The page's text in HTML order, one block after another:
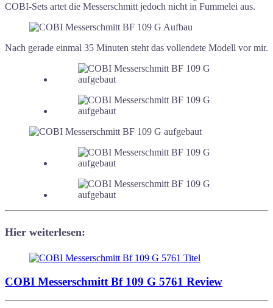
COBI-Sets artet die Messerschmitt jedoch nicht in Fummelei aus.
Nach gerade einmal 35 Minuten steht das vollendete Modell vor mir.
Hier weiterlesen:
COBI Messerschmitt Bf 109 G 5761 Review